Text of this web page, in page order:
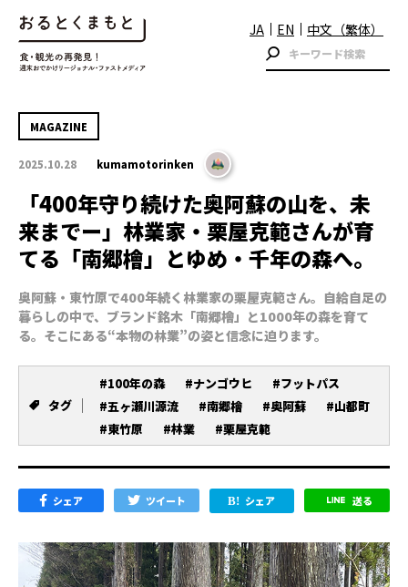
JA EN 中文（繁体）
MAGAZINE
2025.10.28 kumamotorinken
「400年守り続けた奥阿蘇の山を、未
来までー」林業家・栗屋克範さんが育
てる「南郷檜」とゆめ・千年の森へ。
奥阿蘇・東竹原で400年続く林業家の栗屋克範さん。自給自足の
暮らしの中で、ブランド銘木「南郷檜」と1000年の森を育て
る。そこにある“本物の林業”の姿と信念に迫ります。
タグ
#100年の森 #ナンゴウヒ
#フットパス
#五ヶ瀬川源流
#南郷檜 #奥阿蘇
#山都町
#東竹原
#林業 #栗屋克範
シェア ツイート シェア 送る